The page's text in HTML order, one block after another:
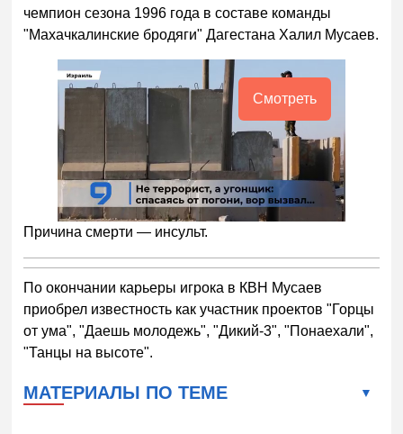
чемпион сезона 1996 года в составе команды
"Махачкалинские бродяги" Дагестана Халил Мусаев.
Смотреть
Причина смерти — инсульт.
По окончании карьеры игрока в КВН Мусаев
приобрел известность как участник проектов "Горцы
от ума", "Даешь молодежь", "Дикий-3", "Понаехали",
"Танцы на высоте".
МАТЕРИАЛЫ ПО ТЕМЕ